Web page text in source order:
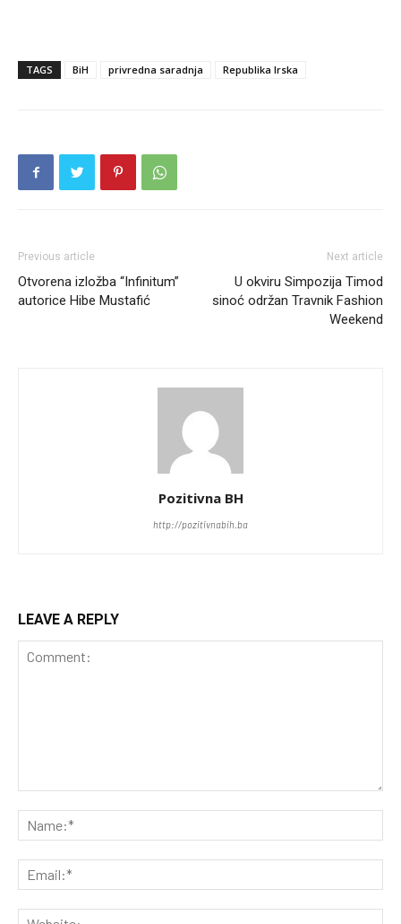
TAGS BiH privredna saradnja Republika Irska
Previous article
Otvorena izložba “Infinitum”
autorice Hibe Mustafić
Next article
U okviru Simpozija Timod
sinoć održan Travnik Fashion
Weekend
Pozitivna BH
http://pozitivnabih.ba
LEAVE A REPLY